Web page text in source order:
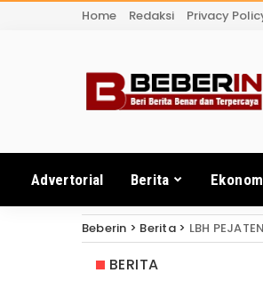
Home Redaksi Privacy
Advertorial Berita
Beberin > Berita> LBH
BERITA